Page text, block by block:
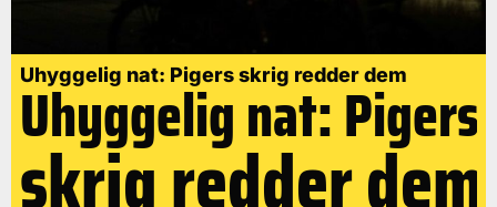
Uhyggelig nat: Pigers skrig redder dem
Uhyggelig nat: Pigers
skrig redder dem